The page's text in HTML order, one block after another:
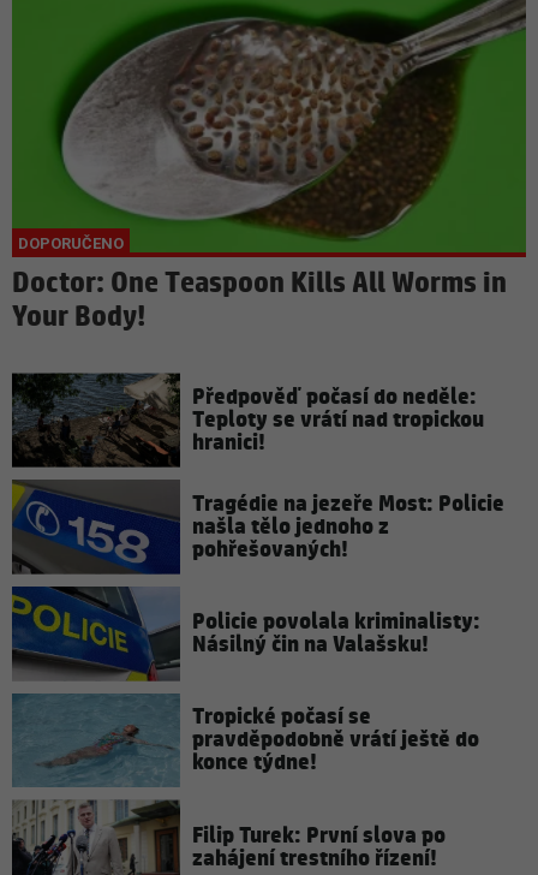
Doctor: One Teaspoon Kills All Worms in
Your Body!
Předpověď počasí do neděle:
Teploty se vrátí nad tropickou
hranici!
Tragédie na jezeře Most: Policie
našla tělo jednoho z
pohřešovaných!
Policie povolala kriminalisty:
Násilný čin na Valašsku!
Tropické počasí se
pravděpodobně vrátí ještě do
konce týdne!
Filip Turek: První slova po
zahájení trestního řízení!